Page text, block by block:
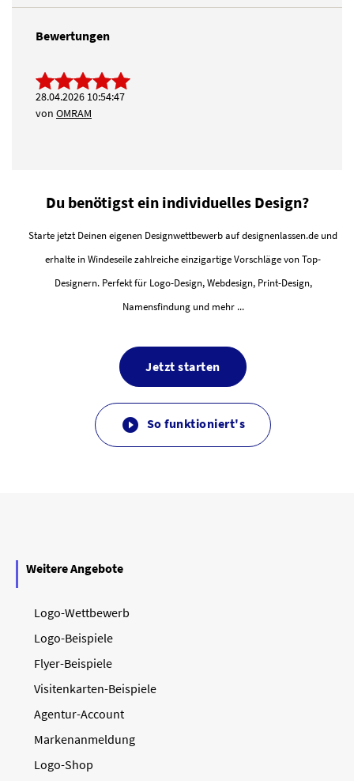
Bewertungen
28.04.2026 10:54:47
von OMRAM
Du benötigst ein individuelles Design?
Starte jetzt Deinen eigenen Designwettbewerb auf designenlassen.de und
erhalte in Windeseile zahlreiche einzigartige Vorschläge von Top-
Designern. Perfekt für Logo-Design, Webdesign, Print-Design,
Namensfindung und mehr ...
Jetzt starten
 So funktioniert's
Weitere Angebote
Logo-Wettbewerb
Logo-Beispiele
Flyer-Beispiele
Visitenkarten-Beispiele
Agentur-Account
Markenanmeldung
Logo-Shop